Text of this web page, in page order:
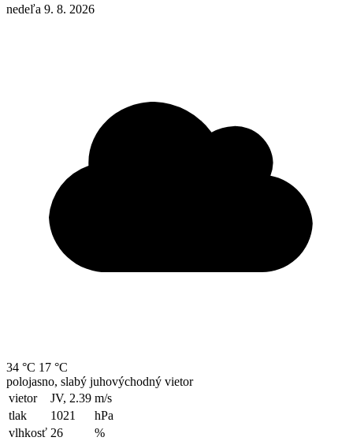
nedeľa 9. 8. 2026
34 °C 17 °C
polojasno, slabý juhovýchodný vietor
vietor
JV, 2.39 m/s
tlak
1021
hPa
vlhkosť 26
%